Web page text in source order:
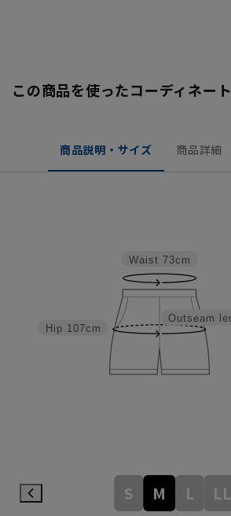
この商品を使ったコーディネート
商品説明・サイズ 商品詳細
Outseam
Hip 107cm
Waist 73cm
S M L LL